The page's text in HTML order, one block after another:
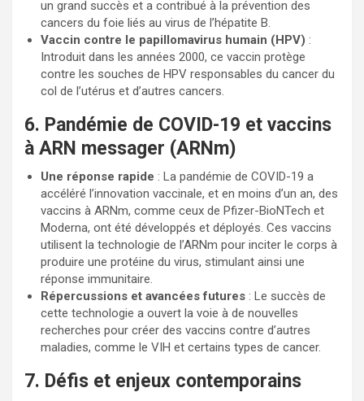
un grand succès et a contribué à la prévention des
cancers du foie liés au virus de l’hépatite B.
Vaccin contre le papillomavirus humain (HPV) :
Introduit dans les années 2000, ce vaccin protège
contre les souches de HPV responsables du cancer du
col de l’utérus et d’autres cancers.
6. Pandémie de COVID-19 et vaccins
à ARN messager (ARNm)
Une réponse rapide : La pandémie de COVID-19 a
accéléré l’innovation vaccinale, et en moins d’un an, des
vaccins à ARNm, comme ceux de Pfizer-BioNTech et
Moderna, ont été développés et déployés. Ces vaccins
utilisent la technologie de l’ARNm pour inciter le corps à
produire une protéine du virus, stimulant ainsi une
réponse immunitaire.
Répercussions et avancées futures : Le succès de
cette technologie a ouvert la voie à de nouvelles
recherches pour créer des vaccins contre d’autres
maladies, comme le VIH et certains types de cancer.
7. Défis et enjeux contemporains